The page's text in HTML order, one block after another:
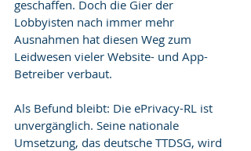
geschaffen. Doch die Gier der
Lobbyisten nach immer mehr
Ausnahmen hat diesen Weg zum
Leidwesen vieler Website- und App-
Betreiber verbaut.
Als Befund bleibt: Die ePrivacy-RL ist
unvergänglich. Seine nationale
Umsetzung, das deutsche TTDSG, wird